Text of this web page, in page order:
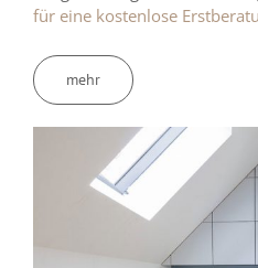
für eine kostenlose
mehr